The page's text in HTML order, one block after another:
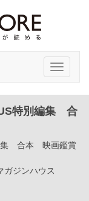
Toggle
特別編集 合
集 合本 映画鑑賞
ガジンハウス